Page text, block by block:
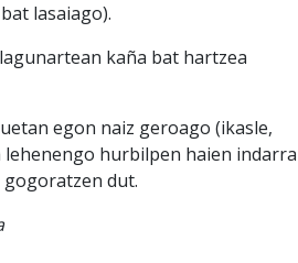
lasaiago).
kaña bat hartzea
egon naiz geroago (ikasle,
hurbilpen haien indarra
dut.